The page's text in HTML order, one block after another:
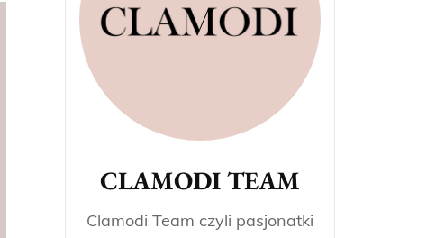
CLAMODI TEAM
Clamodi Team czyli pasjonatki